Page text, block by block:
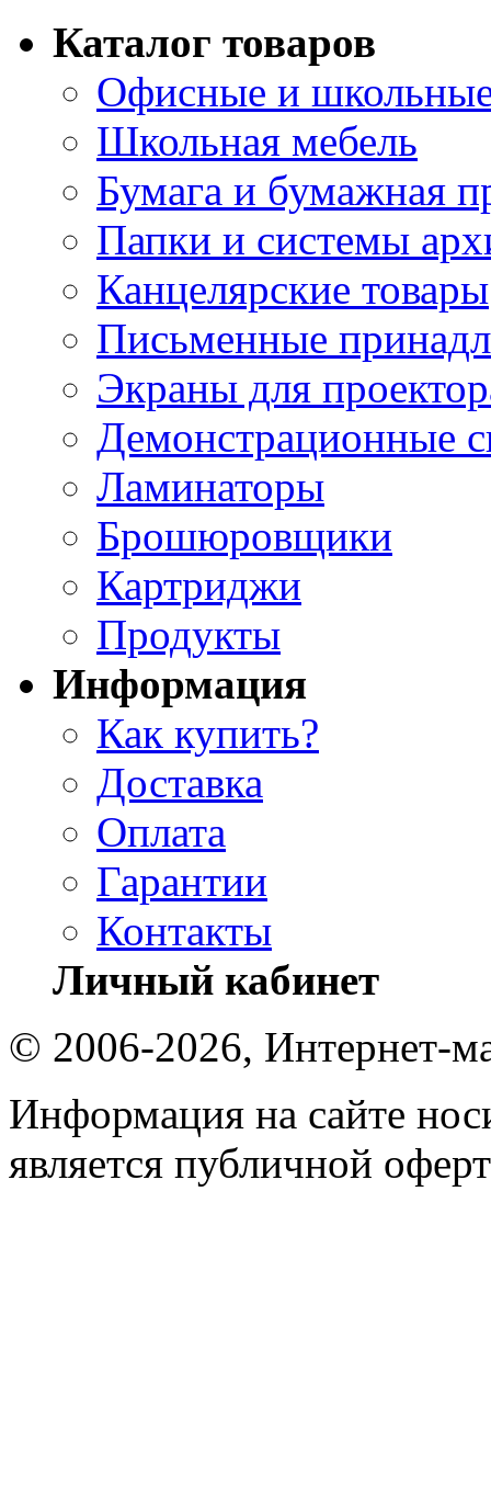
Каталог товаров
Офисные и
Школьная мебель
Бумага и бумажная
Папки и системы
Канцелярские товары
Письменные
Экраны для
Демонстрационные
Ламинаторы
Брошюровщики
Картриджи
Продукты
Информация
Как купить?
Доставка
Оплата
Гарантии
Контакты
Личный кабинет
© 2006-2026, Интернет-
Информация на сайте
является публичной